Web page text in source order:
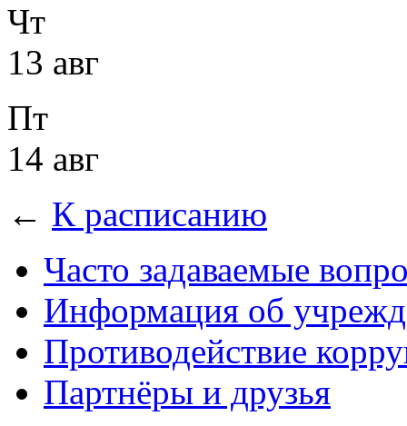
Чт
13 авг
Пт
14 авг
← К расписанию
Часто задаваемые
Информация об
Противодействие
Партнёры и друзья